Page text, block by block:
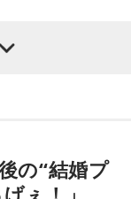
と語った。
の“結婚プ
ぇ！」